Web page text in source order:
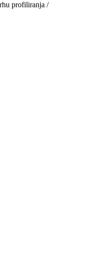
profiliranja /